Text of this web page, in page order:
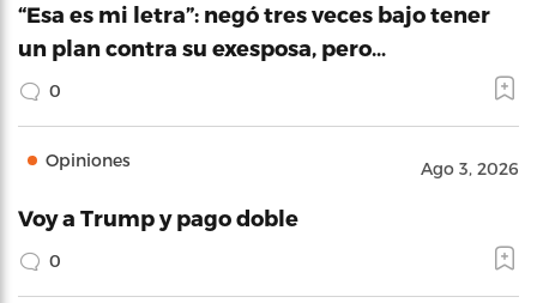
“Esa es mi letra”: negó tres veces bajo tener
un plan contra su exesposa, pero…
0
Opiniones Ago 3, 2026
Voy a Trump y pago doble
0